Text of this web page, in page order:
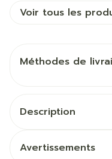
Voir tous les
Méthodes de
Description
Avertissements